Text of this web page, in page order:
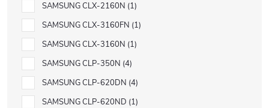
SAMSUNG CLX-2160N 1
SAMSUNG CLX-3160FN 1
SAMSUNG CLX-3160N 1
SAMSUNG CLP-350N 4
SAMSUNG CLP-620DN 4
SAMSUNG CLP-620ND 1